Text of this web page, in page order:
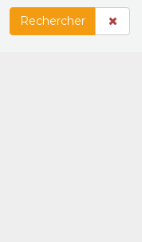
Rechercher